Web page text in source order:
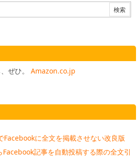
ぜひ。 Amazon.co.jp
Facebookに全文を掲載させない改良版
Facebook記事を自動投稿する際の全文引